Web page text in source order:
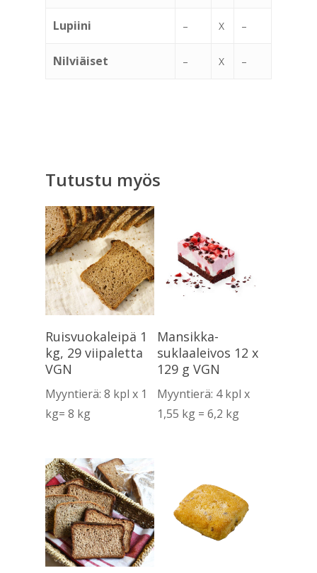
Lupiini – X –
Nilviäiset – X –
Tutustu myös
Lue Lisää
Ruisvuokaleipä 1
kg, 29 viipaletta
VGN
Myyntierä: 8 kpl x 1
kg= 8 kg
Lue Lisää
Mansikka-
suklaaleivos 12 x
129 g VGN
Myyntierä: 4 kpl x
1,55 kg = 6,2 kg